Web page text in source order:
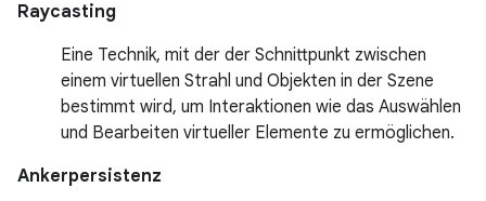
Raycasting
Eine Technik, mit der der Schnittpunkt zwischen
einem virtuellen Strahl und Objekten in der Szene
bestimmt wird, um Interaktionen wie das Auswählen
und Bearbeiten virtueller Elemente zu ermöglichen.
Ankerpersistenz